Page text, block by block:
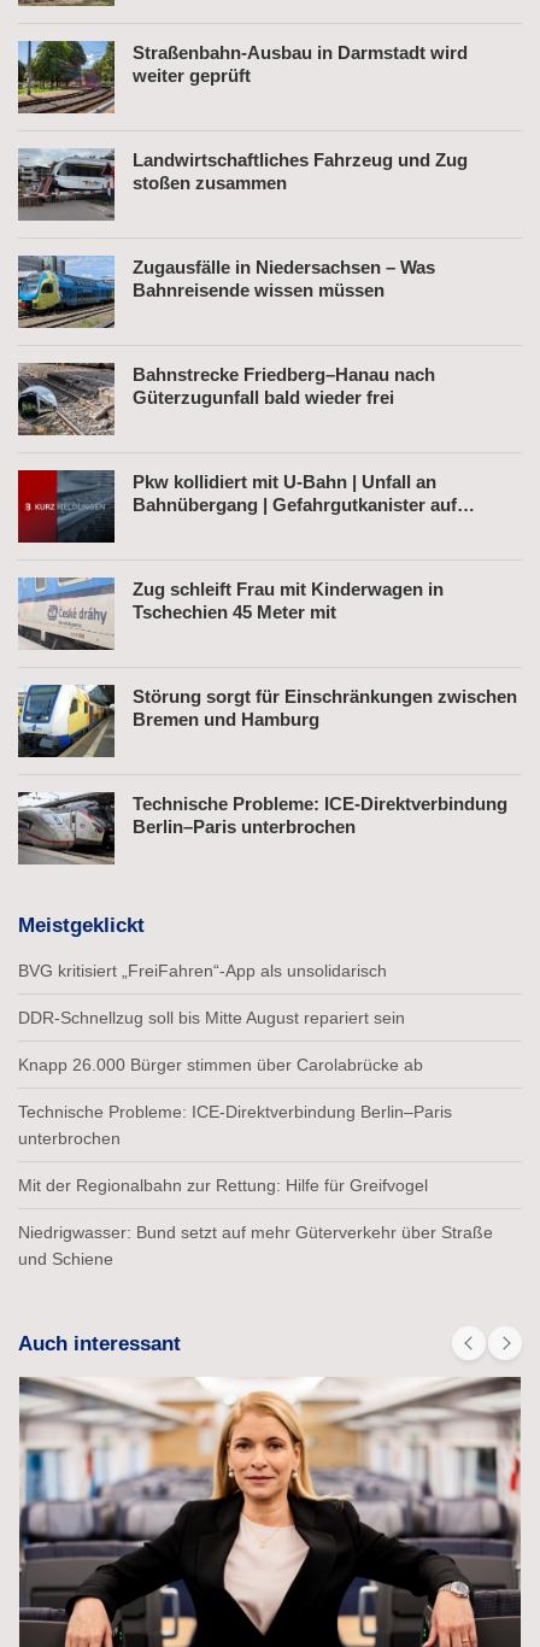
Straßenbahn-Ausbau in Darmstadt wird
weiter geprüft
Landwirtschaftliches Fahrzeug und Zug
stoßen zusammen
Zugausfälle in Niedersachsen – Was
Bahnreisende wissen müssen
Bahnstrecke Friedberg–Hanau nach
Güterzugunfall bald wieder frei
Pkw kollidiert mit U-Bahn | Unfall an
Bahnübergang | Gefahrgutkanister auf
Zug schleift Frau mit Kinderwagen in
Tschechien 45 Meter mit
Störung sorgt für Einschränkungen zwischen
Bremen und Hamburg
Technische Probleme: ICE-Direktverbindung
Berlin–Paris unterbrochen
Meistgeklickt
BVG kritisiert „FreiFahren“-App als unsolidarisch
DDR-Schnellzug soll bis Mitte August repariert sein
Knapp 26.000 Bürger stimmen über Carolabrücke ab
Technische Probleme: ICE-Direktverbindung Berlin–Paris
unterbrochen
Mit der Regionalbahn zur Rettung: Hilfe für Greifvogel
Niedrigwasser: Bund setzt auf mehr Güterverkehr über Straße
und Schiene
Auch interessant